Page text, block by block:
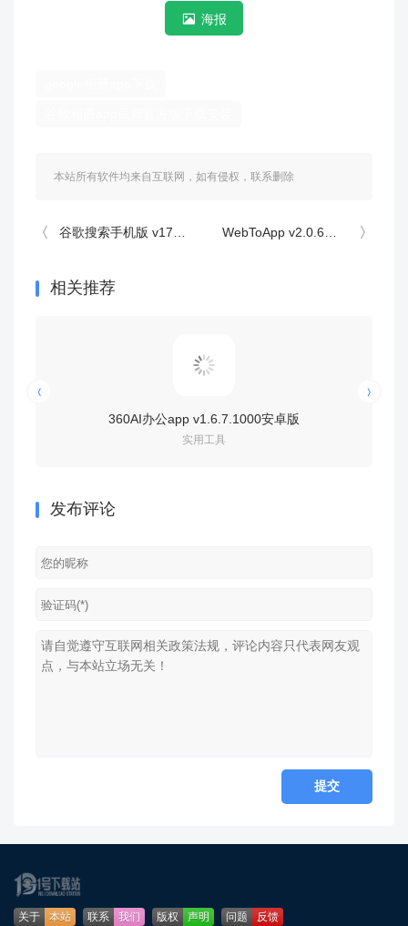
海报
本站所有软件均来自互联网，如有侵权，联系删除
谷歌搜索手机版 v17.29.35安卓版 WebToApp v2.0.6安卓版
相关推荐
360AI办公app v1.6.7.1000安卓版
实用工具
发布评论
关于 本站 联系 我们 版权 声明 问题 反馈